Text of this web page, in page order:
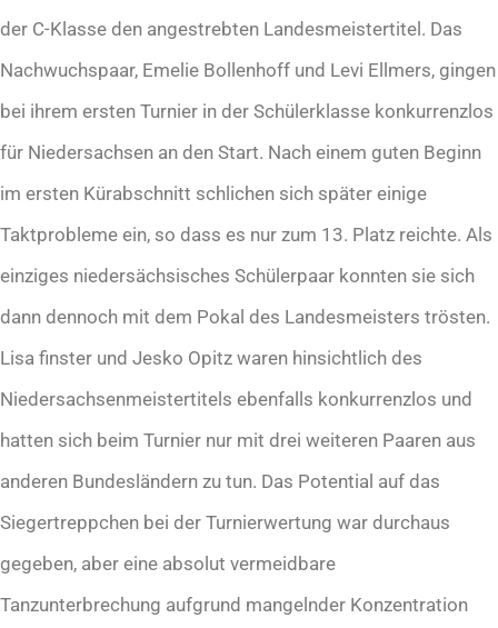
der C-Klasse den angestrebten Landesmeistertitel. Das
Nachwuchspaar, Emelie Bollenhoff und Levi Ellmers, gingen
bei ihrem ersten Turnier in der Schülerklasse konkurrenzlos
für Niedersachsen an den Start. Nach einem guten Beginn
im ersten Kürabschnitt schlichen sich später einige
Taktprobleme ein, so dass es nur zum 13. Platz reichte. Als
einziges niedersächsisches Schülerpaar konnten sie sich
dann dennoch mit dem Pokal des Landesmeisters trösten.
Lisa finster und Jesko Opitz waren hinsichtlich des
Niedersachsenmeistertitels ebenfalls konkurrenzlos und
hatten sich beim Turnier nur mit drei weiteren Paaren aus
anderen Bundesländern zu tun. Das Potential auf das
Siegertreppchen bei der Turnierwertung war durchaus
gegeben, aber eine absolut vermeidbare
Tanzunterbrechung aufgrund mangelnder Konzentration